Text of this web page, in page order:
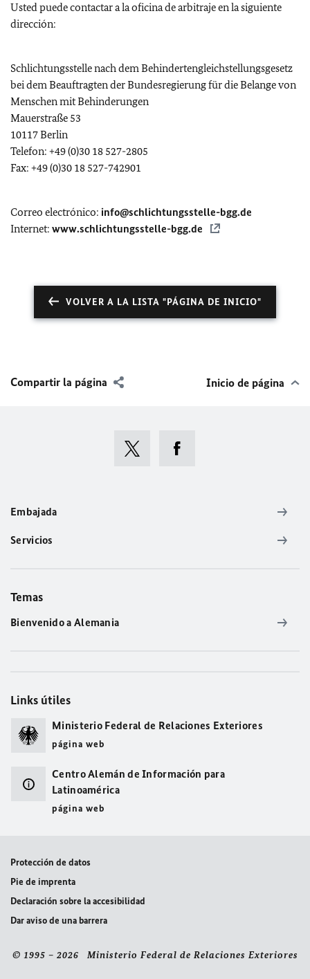
Usted puede contactar a la oficina de arbitraje en la siguiente
dirección:
Schlichtungsstelle nach dem Behindertengleichstellungsgesetz
bei dem Beauftragten der Bundesregierung für die Belange von
Menschen mit Behinderungen
Mauerstraße 53
10117 Berlin
Telefon: +49 (0)30 18 527-2805
Fax: +49 (0)30 18 527-742901
Correo electrónico: info@schlichtungsstelle-bgg.de
Internet: www.schlichtungsstelle-bgg.de
VOLVER A LA LISTA "PÁGINA DE INICIO"
Compartir la página Inicio de página
Embajada
Servicios
Temas
Bienvenido a Alemania
Links útiles
Ministerio Federal de Relaciones Exteriores
página web
Centro Alemán de Información para
Latinoamérica
página web
Protección de datos
Pie de imprenta
Declaración sobre la accesibilidad
Dar aviso de una barrera
© 1995 – 2026 Ministerio Federal de Relaciones Exteriores